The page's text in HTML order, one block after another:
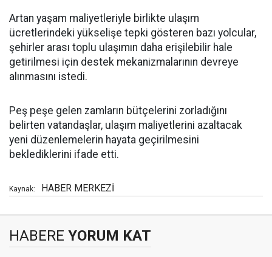
Artan yaşam maliyetleriyle birlikte ulaşım
ücretlerindeki yükselişe tepki gösteren bazı yolcular,
şehirler arası toplu ulaşımın daha erişilebilir hale
getirilmesi için destek mekanizmalarının devreye
alınmasını istedi.
Peş peşe gelen zamların bütçelerini zorladığını
belirten vatandaşlar, ulaşım maliyetlerini azaltacak
yeni düzenlemelerin hayata geçirilmesini
beklediklerini ifade etti.
Kaynak: HABER MERKEZİ
HABERE YORUM KAT